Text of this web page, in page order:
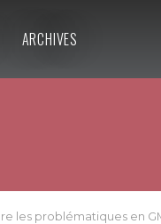
ARCHIVES
les problématiques en